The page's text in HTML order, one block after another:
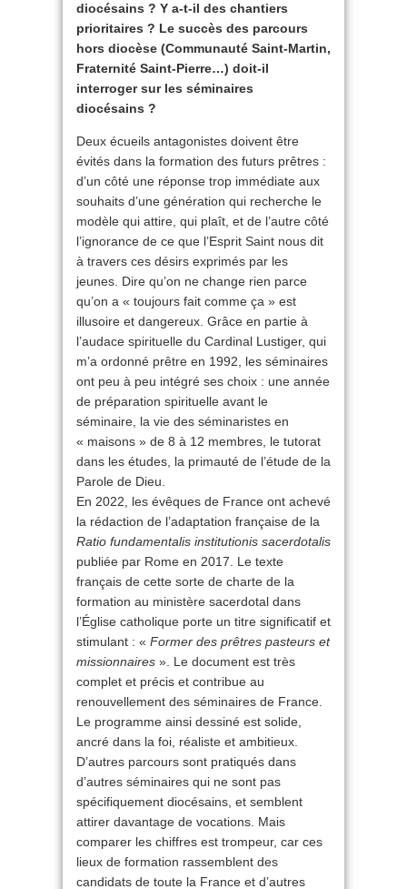
diocésains ? Y a-t-il des chantiers
prioritaires ? Le succès des parcours
hors diocèse (Communauté Saint-Martin,
Fraternité Saint-Pierre…) doit-il
interroger sur les séminaires
diocésains ?
Deux écueils antagonistes doivent être
évités dans la formation des futurs prêtres :
d’un côté une réponse trop immédiate aux
souhaits d’une génération qui recherche le
modèle qui attire, qui plaît, et de l’autre côté
l’ignorance de ce que l’Esprit Saint nous dit
à travers ces désirs exprimés par les
jeunes. Dire qu’on ne change rien parce
qu’on a « toujours fait comme ça » est
illusoire et dangereux. Grâce en partie à
l’audace spirituelle du Cardinal Lustiger, qui
m’a ordonné prêtre en 1992, les séminaires
ont peu à peu intégré ses choix : une année
de préparation spirituelle avant le
séminaire, la vie des séminaristes en
« maisons » de 8 à 12 membres, le tutorat
dans les études, la primauté de l’étude de la
Parole de Dieu.
En 2022, les évêques de France ont achevé
la rédaction de l’adaptation française de la
Ratio fundamentalis institutionis sacerdotalis
publiée par Rome en 2017. Le texte
français de cette sorte de charte de la
formation au ministère sacerdotal dans
l’Église catholique porte un titre significatif et
stimulant : « Former des prêtres pasteurs et
missionnaires ». Le document est très
complet et précis et contribue au
renouvellement des séminaires de France.
Le programme ainsi dessiné est solide,
ancré dans la foi, réaliste et ambitieux.
D’autres parcours sont pratiqués dans
d’autres séminaires qui ne sont pas
spécifiquement diocésains, et semblent
attirer davantage de vocations. Mais
comparer les chiffres est trompeur, car ces
lieux de formation rassemblent des
candidats de toute la France et d’autres